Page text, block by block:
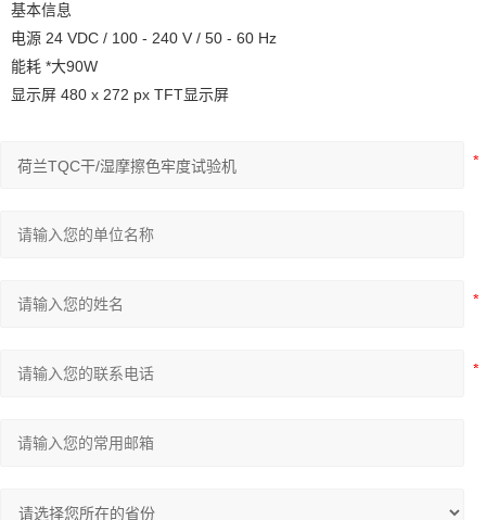
基本信息
电源 24 VDC / 100 - 240 V / 50 - 60 Hz
能耗 *大90W
显示屏 480 x 272 px TFT显示屏